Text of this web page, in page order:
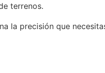
terrenos.
la precisión que